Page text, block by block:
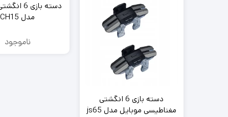
دسته بازی 6 انگشتی
مغناطیسی موبایل مدل js65
دسته بازی
مدل CH15
ناموجود